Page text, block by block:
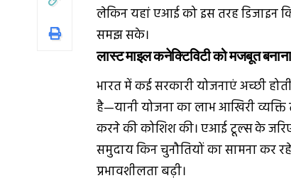
लेकिन यहां एआई को इस तरह डिजाइन
समझ सके।
लास्ट माइल कनेक्टिविटी को मजबूत बनाना
भारत में कई सरकारी योजनाएं अच्छी
है—यानी योजना का लाभ आखिरी
करने की कोशिश की। एआई टूल्स के
समुदाय किन चुनौतियों का सामना कर
प्रभावशीलता बढ़ी।